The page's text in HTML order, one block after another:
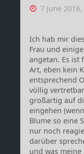
7 June
Ich hab mir
Frau und
angetan. Es ist
Art, eben kein
entsprechend
völlig
großartig auf
eingehen
Blume so eine
nur noch
darüber
und was